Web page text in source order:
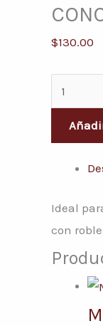
$130.00
MERLOT
cantidad
Ideal
con